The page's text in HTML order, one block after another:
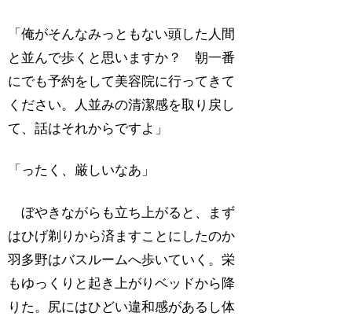
「俺がそんなみっともない頭した人間
と並んで歩くと思いますか？ 朝一番
にでも予約をして美容院に行ってきて
ください。人並みの清潔感を取り戻し
て、話はそれからですよ」
「ったく、厳しいなあ」
ぼやきながらも立ち上がると、まず
はひげ剃りから済ますことにしたのか
羽多野はバスルームへ歩いていく。栄
もゆっくりと起き上がりベッドから降
りた。尻にはひどい違和感があるし体